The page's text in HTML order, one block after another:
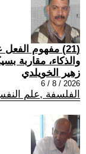
(21) مفهوم الفعل
والذكاء، مقاربة
زهير الخويلدي
2026 / 8 / 6
الفلسفة ,علم